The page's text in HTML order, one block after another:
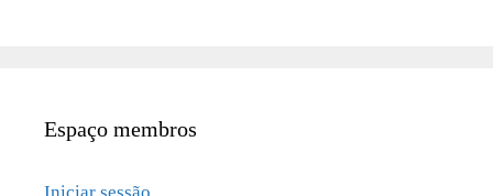
Espaço membros